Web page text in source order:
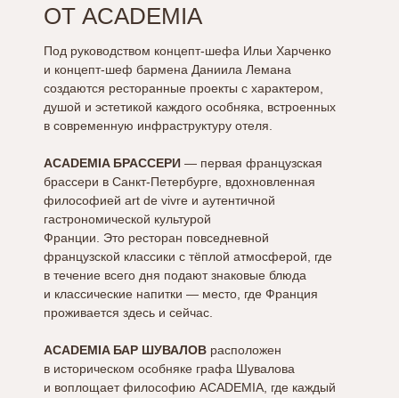
Под руководством концепт-шефа Ильи Харченко
и концепт-шеф бармена Даниила Лемана
создаются ресторанные проекты с характером,
душой и эстетикой каждого особняка, встроенных
в современную инфраструктуру отеля.
ACADEMIA БРАССЕРИ — первая французская
брассери в Санкт-Петербурге, вдохновленная
философией art de vivre и аутентичной
гастрономической культурой
Франции. Это ресторан повседневной
французской классики с тёплой атмосферой, где
в течение всего дня подают знаковые блюда
и классические напитки — место, где Франция
проживается здесь и сейчас.
ACADEMIA БАР ШУВАЛОВ расположен
в историческом особняке графа Шувалова
и воплощает философию ACADEMIA, где каждый
ОТ ACADEMIA